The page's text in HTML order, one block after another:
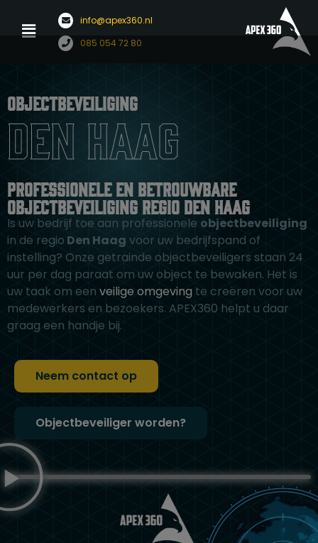
inhoud
info@apex360.nl
085 054 72 80
Menu
Objectbeveiliging
Den Haag
Professionele en betrouwbare
objectbeveiliging regio Den Haag
Is uw bedrijf toe aan professionele objectbeveiliging
in de regio Den Haag voor uw bedrijfspand of
instelling? Onze getrainde objectbeveiligers staan 24
uur per dag paraat om uw object te bewaken. Het is
uw taak om een veilige omgeving te creëren voor uw
medewerkers en bezoekers. APEX360 helpt u daar
graag een handje bij.
Neem contact op
Objectbeveiliger worden?